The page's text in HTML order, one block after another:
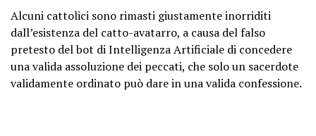
Alcuni cattolici sono rimasti giustamente inorriditi
dall’esistenza del catto-avatarro, a causa del falso
pretesto del bot di Intelligenza Artificiale di concedere
una valida assoluzione dei peccati, che solo un sacerdote
validamente ordinato può dare in una valida confessione.